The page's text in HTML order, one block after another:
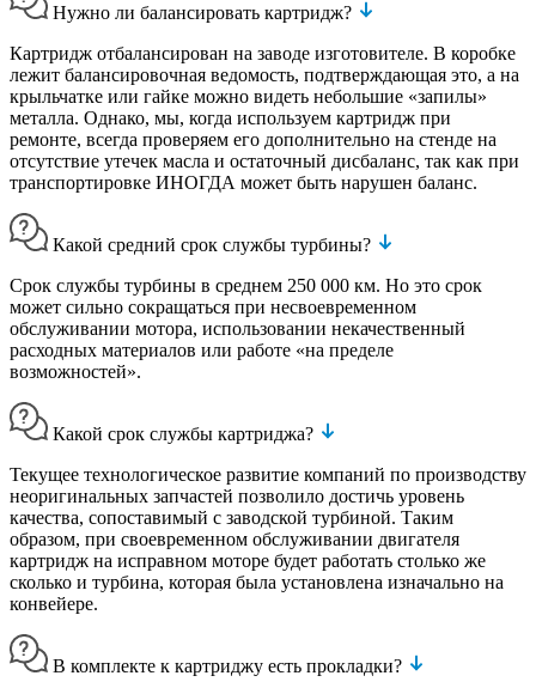
Нужно ли балансировать картридж?
Картридж отбалансирован на заводе изготовителе. В коробке
лежит балансировочная ведомость, подтверждающая это, а на
крыльчатке или гайке можно видеть небольшие «запилы»
металла. Однако, мы, когда используем картридж при
ремонте, всегда проверяем его дополнительно на стенде на
отсутствие утечек масла и остаточный дисбаланс, так как при
транспортировке ИНОГДА может быть нарушен баланс.
Какой средний срок службы турбины?
Срок службы турбины в среднем 250 000 км. Но это срок
может сильно сокращаться при несвоевременном
обслуживании мотора, использовании некачественный
расходных материалов или работе «на пределе
возможностей».
Какой срок службы картриджа?
Текущее технологическое развитие компаний по производству
неоригинальных запчастей позволило достичь уровень
качества, сопоставимый с заводской турбиной. Таким
образом, при своевременном обслуживании двигателя
картридж на исправном моторе будет работать столько же
сколько и турбина, которая была установлена изначально на
конвейере.
В комплекте к картриджу есть прокладки?